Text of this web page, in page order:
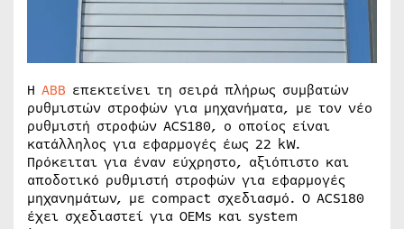
Η ΑΒΒ επεκτείνει τη σειρά πλήρως συμβατών
ρυθμιστών στροφών για μηχανήματα, με τον νέο
ρυθμιστή στροφών ACS180, ο οποίος είναι
κατάλληλος για εφαρμογές έως 22 kW.
Πρόκειται για έναν εύχρηστο, αξιόπιστο και
αποδοτικό ρυθμιστή στροφών για εφαρμογές
μηχανημάτων, με compact σχεδιασμό. Ο ACS180
έχει σχεδιαστεί για ΟΕΜs και system